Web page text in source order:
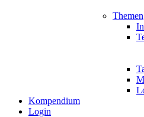
Themen
Kompendium
Login